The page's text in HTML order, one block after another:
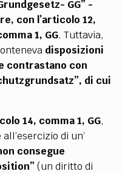
GG” -
con l’articolo 12,
1, GG. Tuttavia,
disposizioni
contrastano con
di cui
14, comma 1, GG,
di un’
consegue
(un diritto di